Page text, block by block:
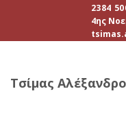
content
2384
4ης
Τσίμας